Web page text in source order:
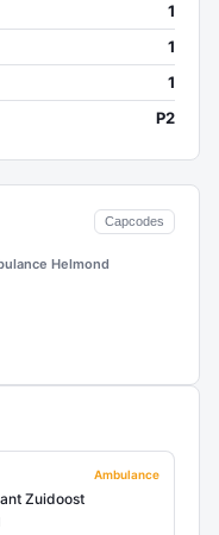
Capcodes
Helmond
Ambulance
Zuidoost
1
1
1
P2